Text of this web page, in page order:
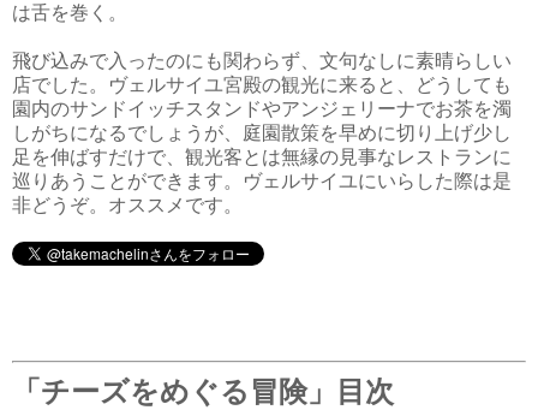
は舌を巻く。
飛び込みで入ったのにも関わらず、文句なしに素晴らしい
店でした。ヴェルサイユ宮殿の観光に来ると、どうしても
園内のサンドイッチスタンドやアンジェリーナでお茶を濁
しがちになるでしょうが、庭園散策を早めに切り上げ少し
足を伸ばすだけで、観光客とは無縁の見事なレストランに
巡りあうことができます。ヴェルサイユにいらした際は是
非どうぞ。オススメです。
「チーズをめぐる冒険」目次